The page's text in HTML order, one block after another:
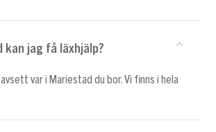
kan jag få läxhjälp?
var i Mariestad du bor. Vi finns i hela